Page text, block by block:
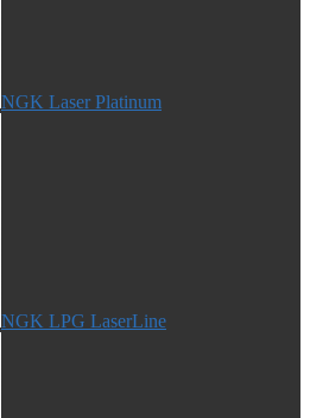
NGK Laser Platinum
NGK LPG LaserLine